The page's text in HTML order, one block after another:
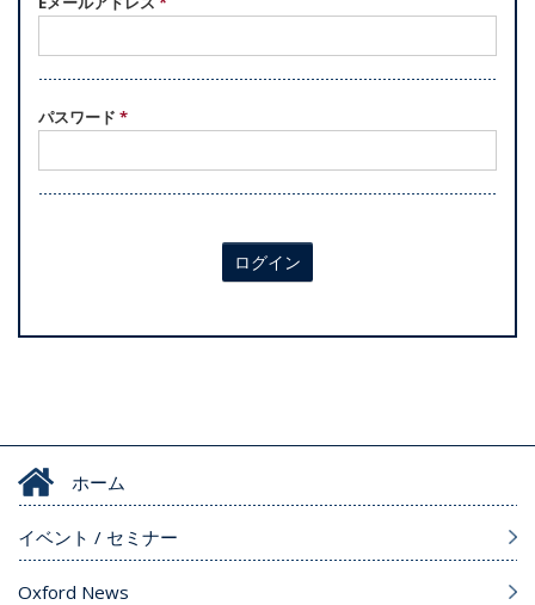
パスワード *
ログイン
ホーム
イベント / セミナー
Oxford News